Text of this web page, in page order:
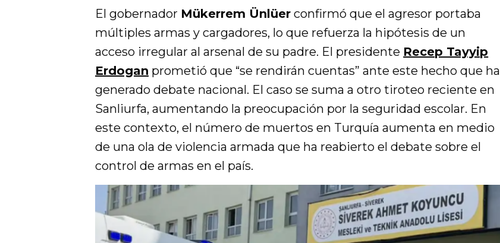
El gobernador Mükerrem Ünlüer confirmó que el agresor portaba
múltiples armas y cargadores, lo que refuerza la hipótesis de un
acceso irregular al arsenal de su padre. El presidente Recep Tayyip
Erdogan prometió que “se rendirán cuentas” ante este hecho que ha
generado debate nacional. El caso se suma a otro tiroteo reciente en
Sanliurfa, aumentando la preocupación por la seguridad escolar. En
este contexto, el número de muertos en Turquía aumenta en medio
de una ola de violencia armada que ha reabierto el debate sobre el
control de armas en el país.